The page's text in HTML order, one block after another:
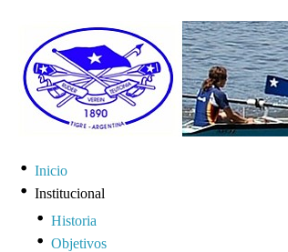
Inicio
Institucional
Historia
Objetivos